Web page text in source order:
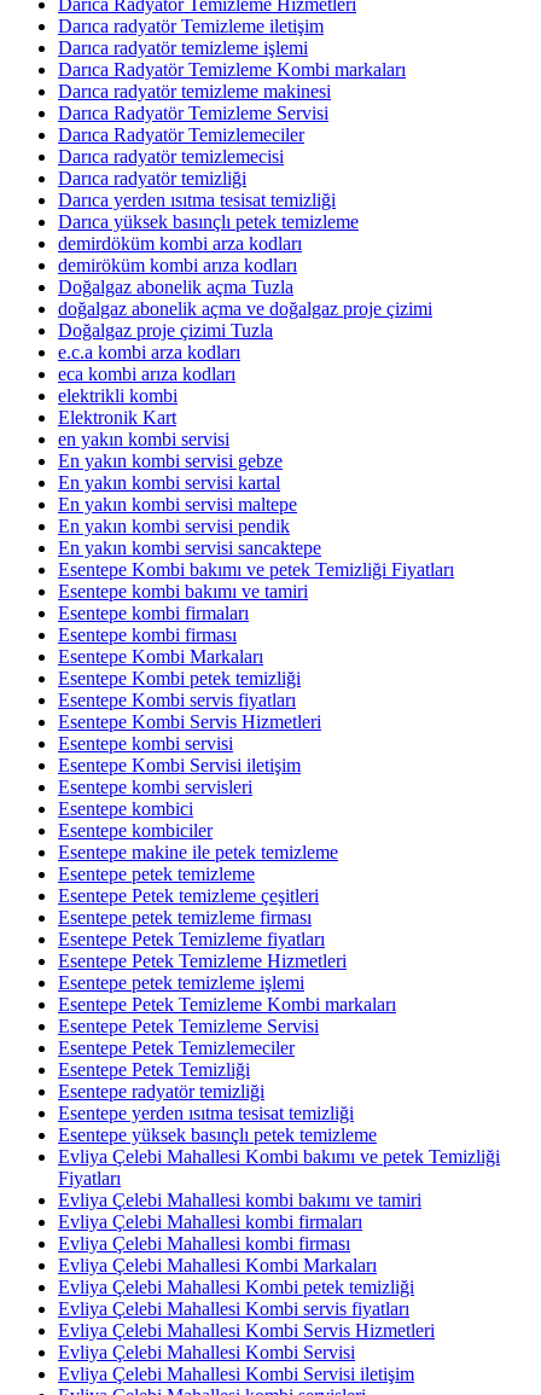
Darıca radyatör Temizleme iletişim
Darıca radyatör temizleme işlemi
Darıca Radyatör Temizleme Kombi markaları
Darıca radyatör temizleme makinesi
Darıca Radyatör Temizleme Servisi
Darıca Radyatör Temizlemeciler
Darıca radyatör temizlemecisi
Darıca radyatör temizliği
Darıca yerden ısıtma tesisat temizliği
Darıca yüksek basınçlı petek temizleme
demirdöküm kombi arza kodları
demiröküm kombi arıza kodları
Doğalgaz abonelik açma Tuzla
doğalgaz abonelik açma ve doğalgaz proje çizimi
Doğalgaz proje çizimi Tuzla
e.c.a kombi arza kodları
eca kombi arıza kodları
elektrikli kombi
Elektronik Kart
en yakın kombi servisi
En yakın kombi servisi gebze
En yakın kombi servisi kartal
En yakın kombi servisi maltepe
En yakın kombi servisi pendik
En yakın kombi servisi sancaktepe
Esentepe Kombi bakımı ve petek Temizliği Fiyatları
Esentepe kombi bakımı ve tamiri
Esentepe kombi firmaları
Esentepe kombi firması
Esentepe Kombi Markaları
Esentepe Kombi petek temizliği
Esentepe Kombi servis fiyatları
Esentepe Kombi Servis Hizmetleri
Esentepe kombi servisi
Esentepe Kombi Servisi iletişim
Esentepe kombi servisleri
Esentepe kombici
Esentepe kombiciler
Esentepe makine ile petek temizleme
Esentepe petek temizleme
Esentepe Petek temizleme çeşitleri
Esentepe petek temizleme firması
Esentepe Petek Temizleme fiyatları
Esentepe Petek Temizleme Hizmetleri
Esentepe petek temizleme işlemi
Esentepe Petek Temizleme Kombi markaları
Esentepe Petek Temizleme Servisi
Esentepe Petek Temizlemeciler
Esentepe Petek Temizliği
Esentepe radyatör temizliği
Esentepe yerden ısıtma tesisat temizliği
Esentepe yüksek basınçlı petek temizleme
Evliya Çelebi Mahallesi Kombi bakımı ve petek Temizliği
Fiyatları
Evliya Çelebi Mahallesi kombi bakımı ve tamiri
Evliya Çelebi Mahallesi kombi firmaları
Evliya Çelebi Mahallesi kombi firması
Evliya Çelebi Mahallesi Kombi Markaları
Evliya Çelebi Mahallesi Kombi petek temizliği
Evliya Çelebi Mahallesi Kombi servis fiyatları
Evliya Çelebi Mahallesi Kombi Servis Hizmetleri
Evliya Çelebi Mahallesi Kombi Servisi
Evliya Çelebi Mahallesi Kombi Servisi iletişim